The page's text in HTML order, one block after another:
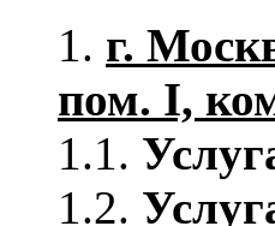
1. г.
пом. I,
1.1.
1.2.